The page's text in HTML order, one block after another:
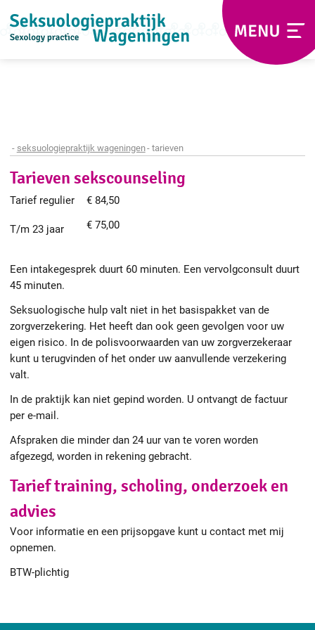
seksuologiepraktijk wageningen tarieven
Tarieven sekscounseling
Tarief regulier € 84,50
T/m 23 jaar € 75,00
Een intakegesprek duurt 60 minuten. Een vervolgconsult duurt
45 minuten.
Seksuologische hulp valt niet in het basispakket van de
zorgverzekering. Het heeft dan ook geen gevolgen voor uw
eigen risico. In de polisvoorwaarden van uw zorgverzekeraar
kunt u terugvinden of het onder uw aanvullende verzekering
valt.
In de praktijk kan niet gepind worden. U ontvangt de factuur
per e-mail.
Afspraken die minder dan 24 uur van te voren worden
afgezegd, worden in rekening gebracht.
Tarief training, scholing, onderzoek en
advies
Voor informatie en een prijsopgave kunt u contact met mij
opnemen.
BTW-plichtig